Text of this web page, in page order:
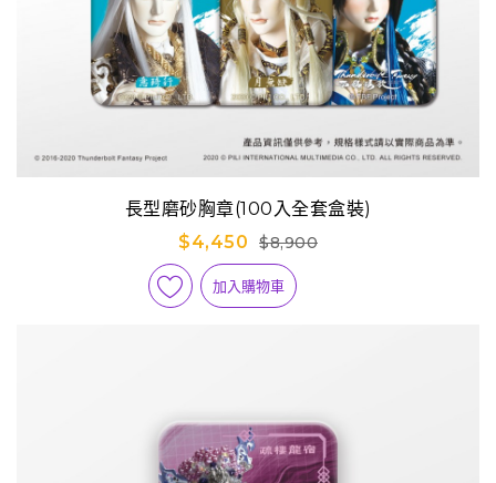
長型磨砂胸章(100入全套盒裝)
$4,450
$8,900
加入購物車